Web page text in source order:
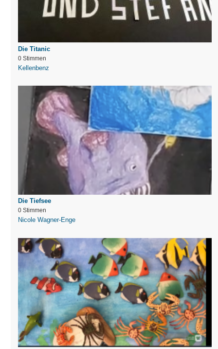
Die Titanic
0 Stimmen
Kellenbenz
Die Tiefsee
0 Stimmen
Nicole Wagner-Enge